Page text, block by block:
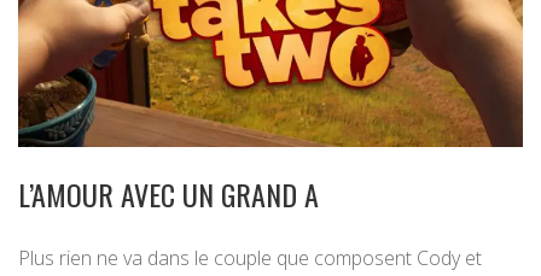
L’AMOUR AVEC UN GRAND A
Plus rien ne va dans le couple que composent Cody et